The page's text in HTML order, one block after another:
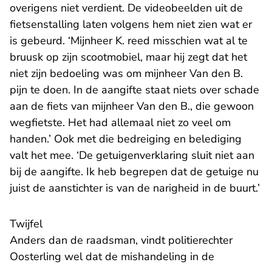
overigens niet verdient. De videobeelden uit de
fietsenstalling laten volgens hem niet zien wat er
is gebeurd. ‘Mijnheer K. reed misschien wat al te
bruusk op zijn scootmobiel, maar hij zegt dat het
niet zijn bedoeling was om mijnheer Van den B.
pijn te doen. In de aangifte staat niets over schade
aan de fiets van mijnheer Van den B., die gewoon
wegfietste. Het had allemaal niet zo veel om
handen.’ Ook met die bedreiging en belediging
valt het mee. ‘De getuigenverklaring sluit niet aan
bij de aangifte. Ik heb begrepen dat de getuige nu
juist de aanstichter is van de narigheid in de buurt.’
Twijfel
Anders dan de raadsman, vindt politierechter
Oosterling wel dat de mishandeling in de